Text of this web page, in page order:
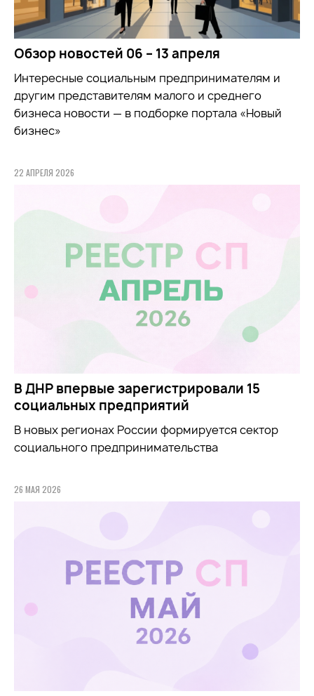
Обзор новостей 06 – 13 апреля
Интересные социальным предпринимателям и
другим представителям малого и среднего
бизнеса новости — в подборке портала «Новый
бизнес»
22 АПРЕЛЯ 2026
В ДНР впервые зарегистрировали 15
социальных предприятий
В новых регионах России формируется сектор
социального предпринимательства
26 МАЯ 2026